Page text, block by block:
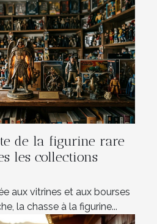
de la figurine rare
les collections
aux vitrines et aux bourses
la chasse à la figurine...